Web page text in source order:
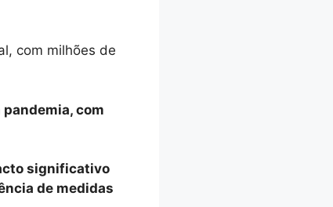
com milhões de
com
significativo
de medidas